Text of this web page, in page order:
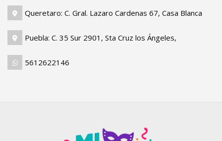
Queretaro: C. Gral. Lazaro Cardenas 67, Casa Blanca
Puebla: C. 35 Sur 2901, Sta Cruz los Ángeles,
5612622146